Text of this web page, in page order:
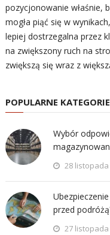
pozycjonowanie właśnie,
mogła piąć się w
lepiej dostrzegalna przez
na zwiększony ruch na
zwiększą się wraz z
POPULARNE KATEGORIE
Wybór
28 listopada
przed
27 listopada